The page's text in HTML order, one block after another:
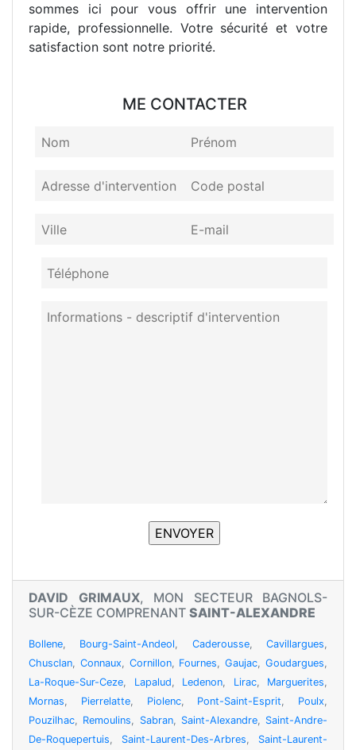
sommes ici pour vous offrir une intervention
rapide, professionnelle. Votre sécurité et votre
satisfaction sont notre priorité.
ME CONTACTER
DAVID GRIMAUX, MON SECTEUR BAGNOLS-
SUR-CÈZE COMPRENANT SAINT-ALEXANDRE
Bollene, Bourg-Saint-Andeol, Caderousse,Cavillargues,
Chusclan, Connaux, Cornillon, Fournes,Gaujac,Goudargues,
La-Roque-Sur-Ceze, Lapalud, Ledenon, Lirac, Marguerites,
Mornas, Pierrelatte, Piolenc, Pont-Saint-Esprit, Poulx,
Pouzilhac, Remoulins, Sabran, Saint-Alexandre, Saint-Andre-
De-Roquepertuis, Saint-Laurent-Des-Arbres, Saint-Laurent-